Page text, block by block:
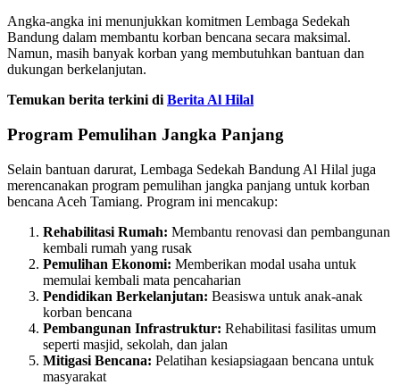
Angka-angka ini menunjukkan komitmen Lembaga Sedekah
Bandung dalam membantu korban bencana secara maksimal.
Namun, masih banyak korban yang membutuhkan bantuan dan
dukungan berkelanjutan.
Temukan berita terkini di Berita Al Hilal
Program Pemulihan Jangka Panjang
Selain bantuan darurat, Lembaga Sedekah Bandung Al Hilal juga
merencanakan program pemulihan jangka panjang untuk korban
bencana Aceh Tamiang. Program ini mencakup:
Rehabilitasi Rumah: Membantu renovasi dan pembangunan
kembali rumah yang rusak
Pemulihan Ekonomi: Memberikan modal usaha untuk
memulai kembali mata pencaharian
Pendidikan Berkelanjutan: Beasiswa untuk anak-anak
korban bencana
Pembangunan Infrastruktur: Rehabilitasi fasilitas umum
seperti masjid, sekolah, dan jalan
Mitigasi Bencana: Pelatihan kesiapsiagaan bencana untuk
masyarakat